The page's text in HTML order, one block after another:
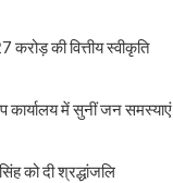
करोड़ की वित्तीय स्वीकृति
कार्यालय में सुनीं जन समस्याएं
को दी श्रद्धांजलि